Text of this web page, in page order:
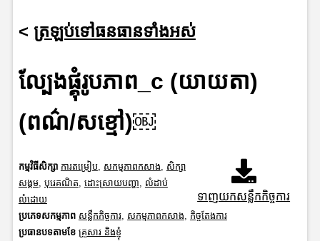
< ត្រឡប់ទៅធនធានទាំងអស់
ល្បែងផ្គុំរូបភាព_c (យាយតា)
(ពណ៌/សខ្មៅ)￼
ទាញយកសន្លឹកកិច្ចការ
កម្មវិធីសិក្សា ការតម្រៀប, សកម្មភាពកសាង
សិក្សា
សង្គម, បុរេគណិត ដោះស្រាយបញ្ហា
លំដាប់
លំដោយ
ប្រភេទសកម្មភាព សន្លឹកកិច្ចការ, សកម្មភាពកសាង
កិច្ចតែងការ
ប្រធានបទតាមខែ គ្រួសារ និងខ្ញុំ